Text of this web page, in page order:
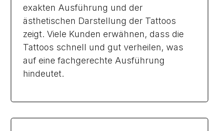
exakten Ausführung und der
ästhetischen Darstellung der Tattoos
zeigt. Viele Kunden erwähnen, dass die
Tattoos schnell und gut verheilen, was
auf eine fachgerechte Ausführung
hindeutet.